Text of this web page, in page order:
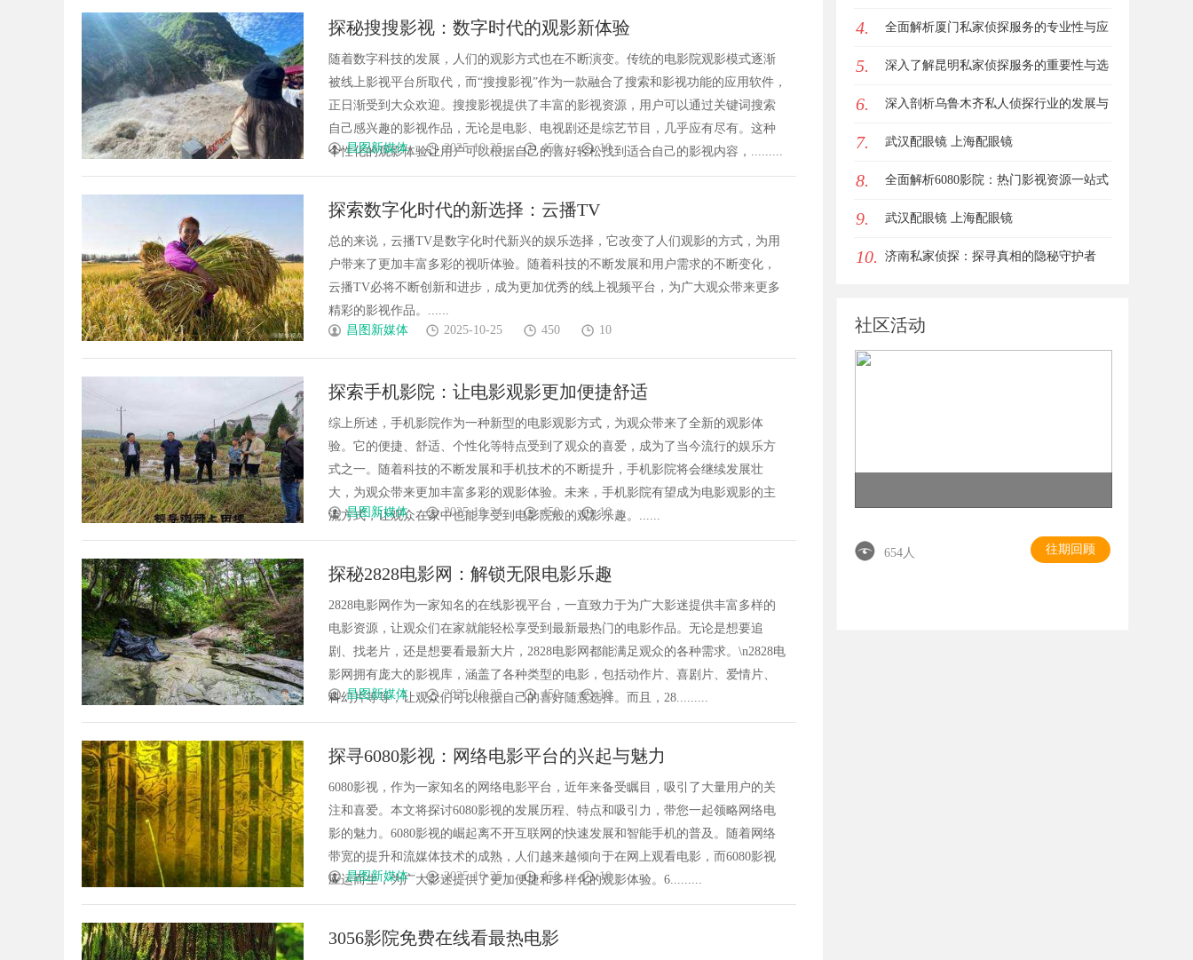
探秘搜搜影视：数字时代的观影新体验
随着数字科技的发展，人们的观影方式也在不断演变。传统的电影院观影模式逐渐
被线上影视平台所取代，而“搜搜影视”作为一款融合了搜索和影视功能的应用软件，
正日渐受到大众欢迎。搜搜影视提供了丰富的影视资源，用户可以通过关键词搜索
自己感兴趣的影视作品，无论是电影、电视剧还是综艺节目，几乎应有尽有。这种
个性化的观影体验让用户可以根据自己的喜好轻松找到适合自己的影视内容，.........
昌图新媒体 2025-10-25 450 10
探索数字化时代的新选择：云播TV
总的来说，云播TV是数字化时代新兴的娱乐选择，它改变了人们观影的方式，为用
户带来了更加丰富多彩的视听体验。随着科技的不断发展和用户需求的不断变化，
云播TV必将不断创新和进步，成为更加优秀的线上视频平台，为广大观众带来更多
精彩的影视作品。......
昌图新媒体
2025-10-25 450 10
探索手机影院：让电影观影更加便捷舒适
综上所述，手机影院作为一种新型的电影观影方式，为观众带来了全新的观影体
验。它的便捷、舒适、个性化等特点受到了观众的喜爱，成为了当今流行的娱乐方
式之一。随着科技的不断发展和手机技术的不断提升，手机影院将会继续发展壮
大，为观众带来更加丰富多彩的观影体验。未来，手机影院有望成为电影观影的主
流方式，让观众在家中也能享受到电影院般的观影乐趣。......
昌图新媒体 2025-10-24 450 10
探秘2828电影网：解锁无限电影乐趣
2828电影网作为一家知名的在线影视平台，一直致力于为广大影迷提供丰富多样的
电影资源，让观众们在家就能轻松享受到最新最热门的电影作品。无论是想要追
剧、找老片，还是想要看最新大片，2828电影网都能满足观众的各种需求。\n2828电
影网拥有庞大的影视库，涵盖了各种类型的电影，包括动作片、喜剧片、爱情片、
科幻片等等，让观众们可以根据自己的喜好随意选择。而且，28.........
昌图新媒体 2025-10-25 450 10
探寻6080影视：网络电影平台的兴起与魅力
6080影视，作为一家知名的网络电影平台，近年来备受瞩目，吸引了大量用户的关
注和喜爱。本文将探讨6080影视的发展历程、特点和吸引力，带您一起领略网络电
影的魅力。6080影视的崛起离不开互联网的快速发展和智能手机的普及。随着网络
带宽的提升和流媒体技术的成熟，人们越来越倾向于在网上观看电影，而6080影视
应运而生，为广大影迷提供了更加便捷和多样化的观影体验。6.........
昌图新媒体 2025-10-25 450 10
3056影院免费在线看最热电影
何守住车间里的“Know-how”
4. 全面解析厦门私家侦探服务的专业性与应
用场景
5. 深入了解昆明私家侦探服务的重要性与选
择指南
6. 深入剖析乌鲁木齐私人侦探行业的发展与
应用现状
7. 武汉配眼镜 上海配眼镜
8. 全面解析6080影院：热门影视资源一站式
观看体验
9. 武汉配眼镜 上海配眼镜
10. 济南私家侦探：探寻真相的隐秘守护者
社区活动
654人 往期回顾